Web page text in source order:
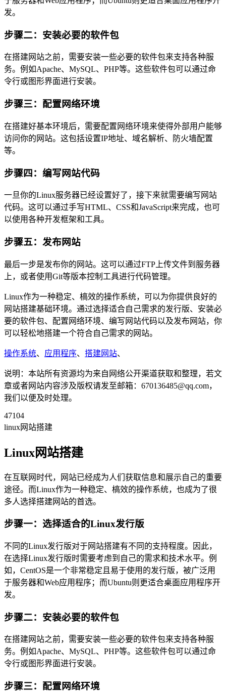
发。
步骤二：安装必要的软件包
在搭建网站之前，需要安装一些必要的软件包来支持各种服
务。例如Apache、MySQL、PHP等。这些软件包可以通过命
令行或图形界面进行安装。
步骤三：配置网络环境
在搭建好基本环境后，需要配置网络环境来使得外部用户能够
访问你的网站。这包括设置IP地址、域名解析、防火墙配置
等。
步骤四：编写网站代码
一旦你的Linux服务器已经设置好了，接下来就需要编写网站
代码。这可以通过手写HTML、CSS和JavaScript来完成，也可
以使用各种开发框架和工具。
步骤五：发布网站
最后一步是发布你的网站。这可以通过FTP上传文件到服务器
上，或者使用Git等版本控制工具进行代码管理。
Linux作为一种稳定、槁效的操作系统，可以为你提供良好的
网站搭建基础环境。通过选择适合自己需求的发行版、安装必
要的软件包、配置网络环境、编写网站代码以及发布网站，你
可以轻松地搭建一个符合自己需求的网站。
操作系统、 应用程序、 搭建网站、
说明：本站所有资源均为来自网络公开渠道获取和整理，若文
章或者网站内容涉及版权请发至邮箱：670136485@qq.com，
我们以便及时处理。
47104
linux网站搭建
Linux网站搭建
在互联网时代，网站已经成为人们获取信息和展示自己的重要
途径。而Linux作为一种稳定、槁效的操作系统，也成为了很
多人选择搭建网站的首选。
步骤一：选择适合的Linux发行版
不同的Linux发行版对于网站搭建有不同的支持程度。因此，
在选择Linux发行版时需要考虑到自己的需求和技术水平。例
如，CentOS是一个非常稳定且易于使用的发行版，被广泛用
于服务器和Web应用程序；而Ubuntu则更适合桌面应用程序开
发。
步骤二：安装必要的软件包
在搭建网站之前，需要安装一些必要的软件包来支持各种服
务。例如Apache、MySQL、PHP等。这些软件包可以通过命
令行或图形界面进行安装。
步骤三：配置网络环境